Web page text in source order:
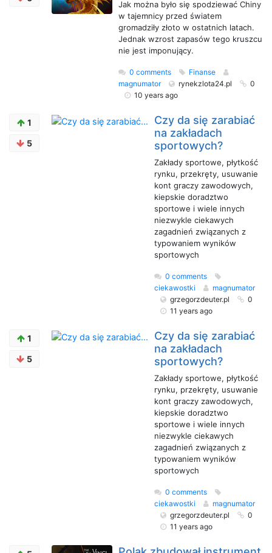
Jak można było się spodziewać Chiny
w tajemnicy przed światem
gromadziły złoto w ostatnich latach.
Jednak wzrost zapasów tego kruszcu
nie jest imponujący.
0 comments
Finanse
magnumator
rynekzlota24.pl
0
10 years ago
1
5
Czy da się zarabiać
na zakładach
sportowych?
Zakłady sportowe, płytkość
rynku, przekręty, usuwanie
kont graczy zawodowych,
kiepskie doradztwo
sportowe i wiele innych
niezwykle ciekawych
zagadnień związanych z
typowaniem wyników
sportowych
0 comments
ciekawostki
magnumator
grzegorzdeuter.pl
0
11 years ago
1
5
Czy da się zarabiać
na zakładach
sportowych?
Zakłady sportowe, płytkość
rynku, przekręty, usuwanie
kont graczy zawodowych,
kiepskie doradztwo
sportowe i wiele innych
niezwykle ciekawych
zagadnień związanych z
typowaniem wyników
sportowych
0 comments
ciekawostki
magnumator
grzegorzdeuter.pl
0
11 years ago